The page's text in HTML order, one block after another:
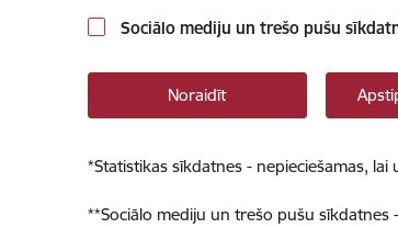
Sociālo mediju un trešo pušu
Noraidīt
*Statistikas sīkdatnes - nepieciešamas,
**Sociālo mediju un trešo pušu sīkdatnes